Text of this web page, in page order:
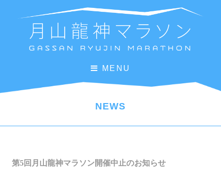
MENU
NEWS
第5回月山龍神マラソン開催中止のお知らせ